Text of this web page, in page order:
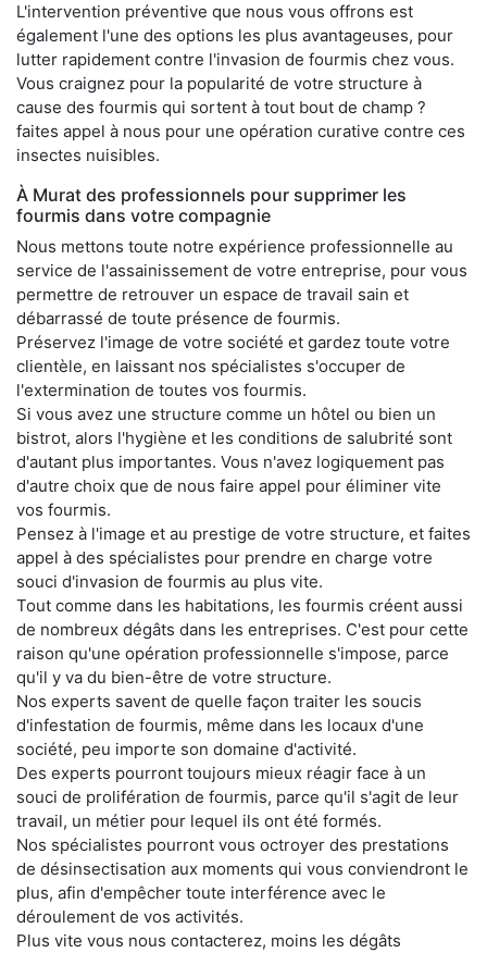
L'intervention préventive que nous vous offrons est
également l'une des options les plus avantageuses, pour
lutter rapidement contre l'invasion de fourmis chez vous.
Vous craignez pour la popularité de votre structure à
cause des fourmis qui sortent à tout bout de champ ?
faites appel à nous pour une opération curative contre ces
insectes nuisibles.
À Murat des professionnels pour supprimer les
fourmis dans votre compagnie
Nous mettons toute notre expérience professionnelle au
service de l'assainissement de votre entreprise, pour vous
permettre de retrouver un espace de travail sain et
débarrassé de toute présence de fourmis.
Préservez l'image de votre société et gardez toute votre
clientèle, en laissant nos spécialistes s'occuper de
l'extermination de toutes vos fourmis.
Si vous avez une structure comme un hôtel ou bien un
bistrot, alors l'hygiène et les conditions de salubrité sont
d'autant plus importantes. Vous n'avez logiquement pas
d'autre choix que de nous faire appel pour éliminer vite
vos fourmis.
Pensez à l'image et au prestige de votre structure, et faites
appel à des spécialistes pour prendre en charge votre
souci d'invasion de fourmis au plus vite.
Tout comme dans les habitations, les fourmis créent aussi
de nombreux dégâts dans les entreprises. C'est pour cette
raison qu'une opération professionnelle s'impose, parce
qu'il y va du bien-être de votre structure.
Nos experts savent de quelle façon traiter les soucis
d'infestation de fourmis, même dans les locaux d'une
société, peu importe son domaine d'activité.
Des experts pourront toujours mieux réagir face à un
souci de prolifération de fourmis, parce qu'il s'agit de leur
travail, un métier pour lequel ils ont été formés.
Nos spécialistes pourront vous octroyer des prestations
de désinsectisation aux moments qui vous conviendront le
plus, afin d'empêcher toute interférence avec le
déroulement de vos activités.
Plus vite vous nous contacterez, moins les dégâts